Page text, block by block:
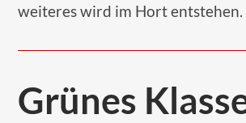
weiteres wird im Hort entstehen.
Grünes